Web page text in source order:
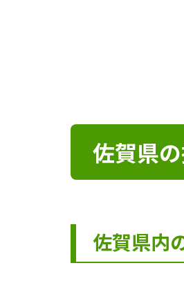
佐賀県
佐賀県内